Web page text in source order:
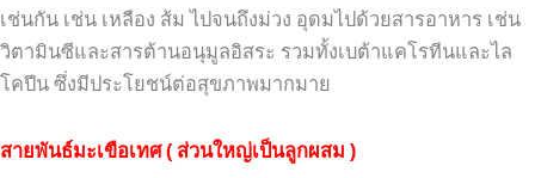
เช่นกัน เช่น เหลือง ส้ม ไปจนถึงม่วง อุดมไปด้วยสารอาหาร เช่น
วิตามินซีและสารต้านอนุมูลอิสระ รวมทั้งเบต้าแคโรทีนและไล
โคปีน ซึ่งมีประโยชน์ต่อสุขภาพมากมาย
สายพันธ์มะเขือเทศ ( ส่วนใหญ่เป็นลูกผสม )